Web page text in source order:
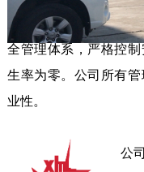
       公司秉承“安全第一、客户至上”的服务理念，实行三级安
全管理体系，严格控
生率为零。公司所有
业性。
公